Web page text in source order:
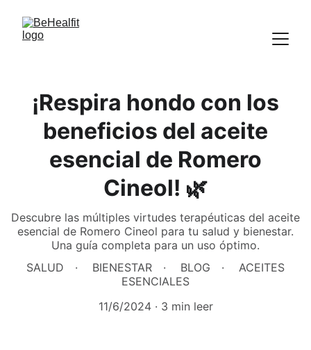
¡Respira hondo con los
beneficios del aceite
esencial de Romero
Cineol! 🌿
Descubre las múltiples virtudes terapéuticas del aceite
esencial de Romero Cineol para tu salud y bienestar.
Una guía completa para un uso óptimo.
SALUD
BIENESTAR BLOG
ACEITES
ESENCIALES
11/6/2024
3 min leer